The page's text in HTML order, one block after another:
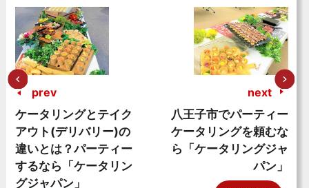
prev
ケータリングとテイク
アウト(デリバリー)の
違いとは？パーティー
するなら「ケータリン
グジャパン」
next
八王子市でパーティー
ケータリングを頼むな
ら「ケータリングジャ
パン」